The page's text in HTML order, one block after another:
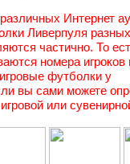
Интернет
Ливерпуля
частично. То
номера
футболки у
вы сами можете
или